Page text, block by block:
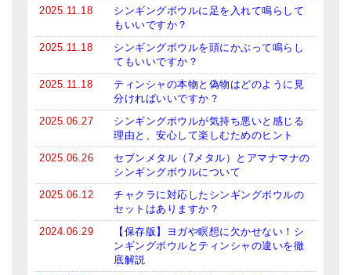
ベーシック・ティンシャ（4種）
ティンシャケース
チベット・真マントラ香
お香定期購入（ラクとくサブスク）
チベット高僧のオラクルカード
ベル＆ドルジェ
シンギングボウル入門本・CD
アウトレット
2025.11.18
シンギングボウルに足を入れて鳴らして
もいいですか？
2025.11.18
シンギングボウルを頭にかぶって鳴らし
てもいいですか？
2025.11.18
ティンシャの本物と偽物はどのように見
分ければいいですか？
2025.06.27
シンギングボウルが気持ち悪いと感じる
理由と、安心して楽しむためのヒント
2025.06.26
セブンメタル（7メタル）とアマナマナの
シンギングボウルについて
2025.06.12
チャクラに対応したシンギングボウルの
セットはありますか？
2024.06.29
【保存版】ヨガや瞑想に欠かせない！シ
ンギングボウルとティンシャの違いを徹
底解説